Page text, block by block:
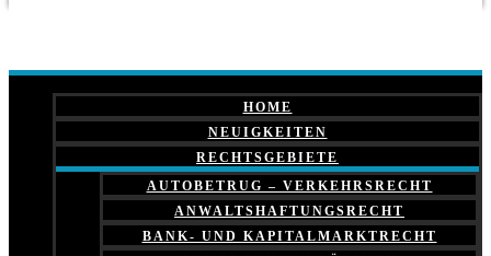
HOME
NEUIGKEITEN
RECHTSGEBIETE
AUTOBETRUG – VERKEHRSRECHT
ANWALTSHAFTUNGSRECHT
BANK- UND KAPITALMARKTRECHT